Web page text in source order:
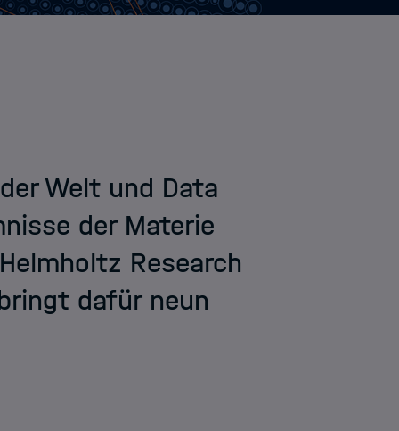
/ Aachen
Welt und Data
der Materie
Research
dafür neun